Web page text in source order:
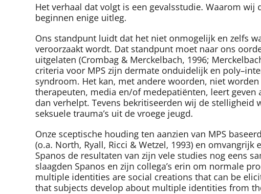
Het verhaal dat volgt is een gevalsstudie. Waarom
beginnen enige uitleg.
Ons standpunt luidt dat het niet onmogelijk en zelfs
veroorzaakt wordt. Dat standpunt moet naar ons
uitgelaten (Crombag & Merckelbach, 1996;
criteria voor MPS zijn dermate onduidelijk en
syndroom. Het kan, met andere woorden, niet
therapeuten, media en/of medepatiënten, leert geven
dan verhelpt. Tevens bekritiseerden wij de stelligheid
seksuele trauma’s uit de vroege jeugd.
Onze sceptische houding ten aanzien van MPS
(o.a. North, Ryall, Ricci & Wetzel, 1993) en
Spanos de resultaten van zijn vele studies nog eens
slaagden Spanos en zijn collega’s erin om normale
multiple identities are social creations that can be
that subjects develop about multiple identities from